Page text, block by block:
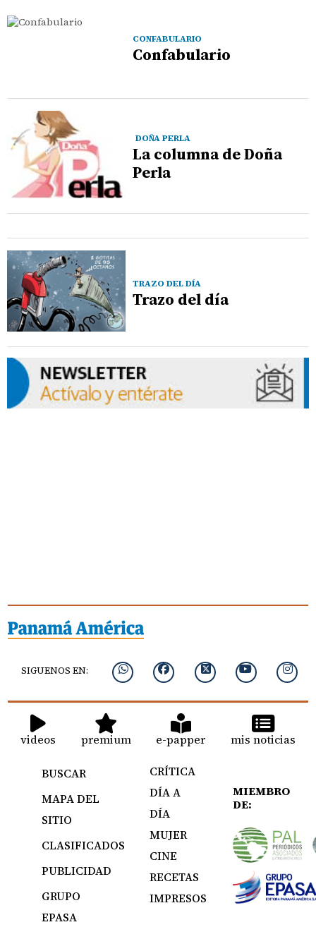
CONFABULARIO
Confabulario
DOÑA PERLA
La columna de Doña
Perla
TRAZO DEL DÍA
Trazo del día
SIGUENOS EN:
videos premium e-papper mis noticias
BUSCAR
MAPA DEL
SITIO
CLASIFICADOS
PUBLICIDAD
GRUPO
EPASA
CRÍTICA
DÍA A
DÍA
MUJER
CINE
RECETAS
IMPRESOS
MIEMBRO
DE: